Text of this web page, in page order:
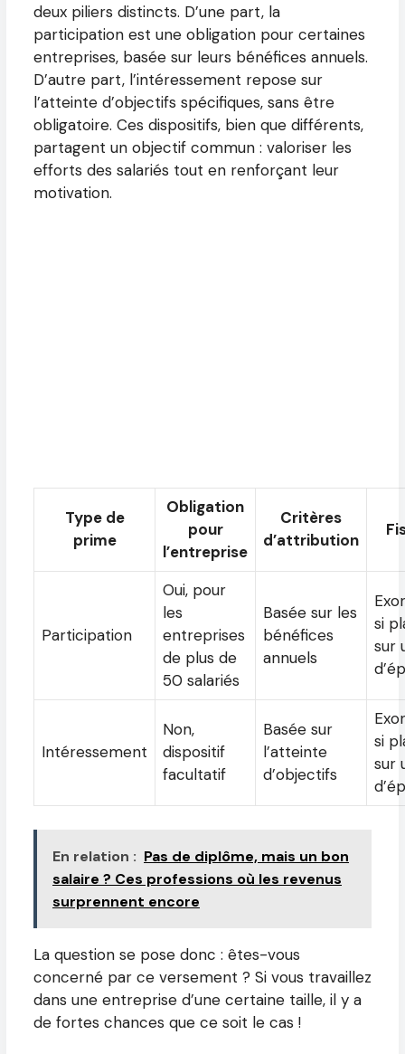
deux piliers distincts. D’une part, la
participation est une obligation pour certaines
entreprises, basée sur leurs bénéfices annuels.
D’autre part, l’intéressement repose sur
l’atteinte d’objectifs spécifiques, sans être
obligatoire. Ces dispositifs, bien que différents,
partagent un objectif commun : valoriser les
efforts des salariés tout en renforçant leur
motivation.
Type de
prime
Obligation
pour
l’entreprise
Critères
d’attribution
Participation
Oui, pour
les
entreprises
de plus de
50 salariés
Basée sur les
bénéfices
annuels
si
sur
Intéressement
Non,
dispositif
facultatif
Basée sur
l’atteinte
d’objectifs
si
sur
En relation : Pas de diplôme, mais un bon
salaire ? Ces professions où les revenus
surprennent encore
La question se pose donc : êtes-vous
concerné par ce versement ? Si vous travaillez
dans une entreprise d’une certaine taille, il y a
de fortes chances que ce soit le cas !